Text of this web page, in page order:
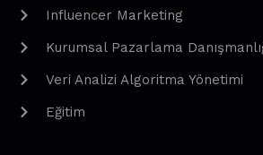
Influencer Marketing
Kurumsal Pazarlama
Veri Analizi Algoritma Yönetimi
Eğitim